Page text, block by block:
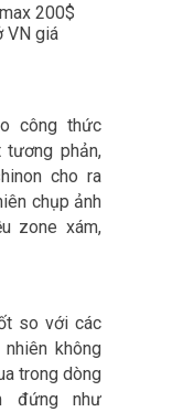
200$
VN giá
công thức
phản,
cho ra
chụp ảnh
zone xám,
so với các
không
trong dòng
đứng như